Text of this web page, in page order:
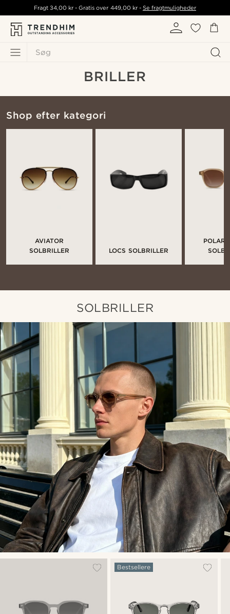
Søg
Fragt34,00 kr - Gratis over 449,00 kr- Se fragtmuligheder
BRILLER
Shop efter kategori
AVIATOR
SOLBRILLER
LOCS SOLBRILLER
SOLBRILLER
Bestsellere